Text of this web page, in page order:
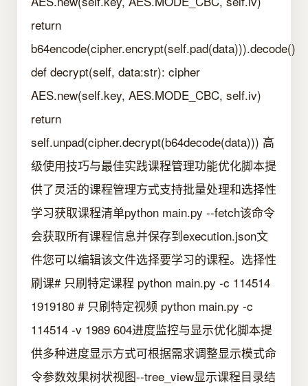
return
b64encode(cipher.encrypt(self.pad(data))).decode()
def decrypt(self, data:str): cipher
AES.new(self.key, AES.MODE_CBC, self.iv)
return
self.unpad(cipher.decrypt(b64decode(data)))️ 高
级使用技巧与最佳实践课程管理功能优化脚本提
供了灵活的课程管理方式支持批量处理和选择性
学习获取课程清单python main.py --fetch该命令
会获取所有课程信息并保存到execution.json文
件您可以编辑该文件选择要学习的课程。选择性
刷课# 只刷特定课程 python main.py -c 114514
1919180 # 只刷特定视频 python main.py -c
114514 -v 1989 604进度监控与显示优化脚本提
供多种进度显示方式可根据需求调整显示模式命
令参数效果树状视图--tree_view显示课程目录结